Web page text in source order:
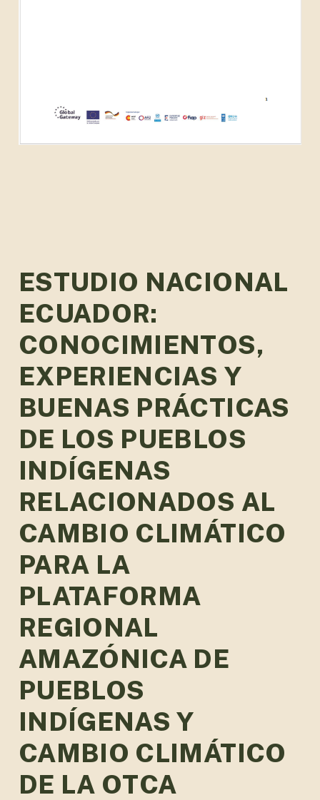
ESTUDIO NACIONAL
ECUADOR:
CONOCIMIENTOS,
EXPERIENCIAS Y
BUENAS PRÁCTICAS
DE LOS PUEBLOS
INDÍGENAS
RELACIONADOS AL
CAMBIO CLIMÁTICO
PARA LA
PLATAFORMA
REGIONAL
AMAZÓNICA DE
PUEBLOS
INDÍGENAS Y
CAMBIO CLIMÁTICO
DE LA OTCA